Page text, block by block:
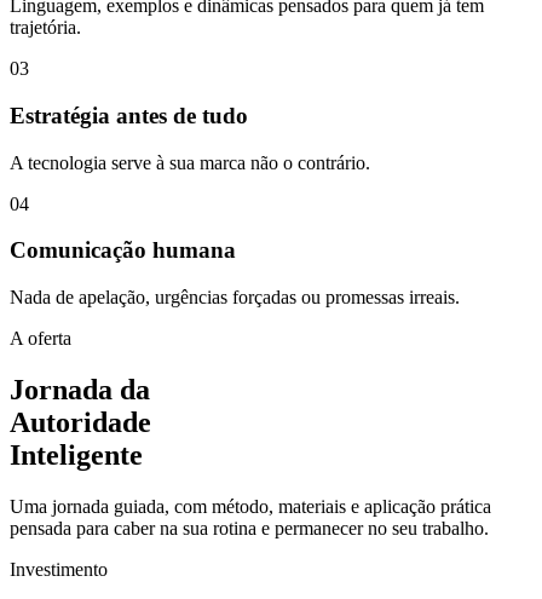
Linguagem, exemplos e dinâmicas pensados para quem já tem
trajetória.
03
Estratégia antes de tudo
A tecnologia serve à sua marca não o contrário.
04
Comunicação humana
Nada de apelação, urgências forçadas ou promessas irreais.
A oferta
Jornada da
Autoridade
Inteligente
Uma jornada guiada, com método, materiais e aplicação prática
pensada para caber na sua rotina e permanecer no seu trabalho.
Investimento